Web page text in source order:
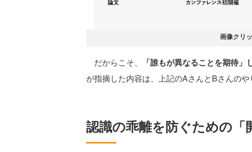
画像クリ
だからこそ、 「誰もが異なることを期待
が指摘した内容は、上記のAさんとBさんの
認識の乖離を防ぐための